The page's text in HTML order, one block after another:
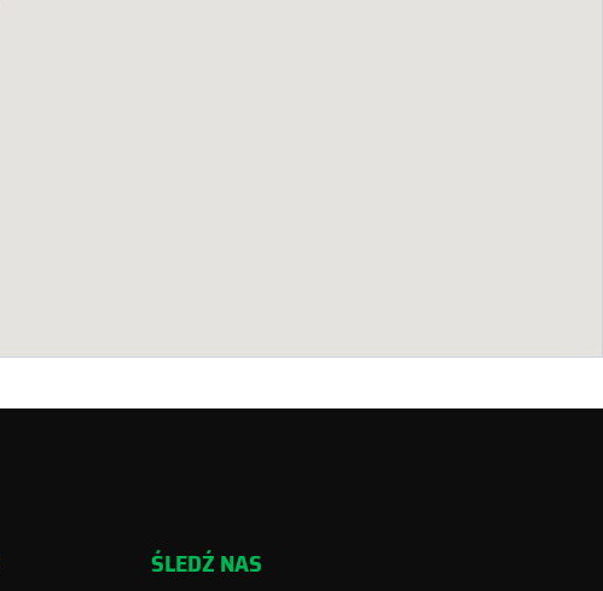
ŚLEDŹ NAS